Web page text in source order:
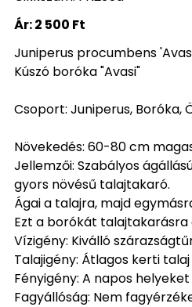
Ár:2 500 Ft
Juniperus procumbens
Kúszó boróka "Avasi"
Csoport: Juniperus, Boróka,
Növekedés: 60-80 cm
Jellemzői: Szabályos
gyors növésű talajtakaró.
Ágai a talajra, majd
Ezt a borókát talajtakarásra
Vízigény: Kiválló
Talajigény: Átlagos kerti
Fényigény: A napos
Fagyállóság: Nem